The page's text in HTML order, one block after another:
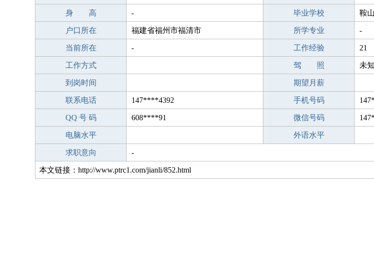
身 高 - 毕业学校 鞍
户口所在 福建省福州市福清市 所学专业 -
当前所在 - 工作经验 21
工作方式 驾 照 未知
到岗时间 期望月薪
联系电话 147****4392 手机号码
QQ 号 码 608****91 微信号码
电脑水平 外语水平
求职意向 -
本文链接：http://www.ptrc1.com/jianli/852.html